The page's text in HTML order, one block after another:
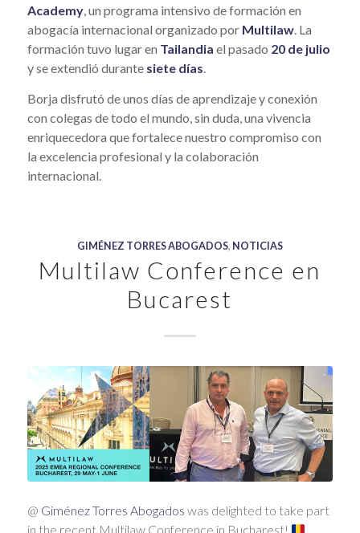
Academy, un programa intensivo de formación en
abogacía internacional organizado por Multilaw. La
formación tuvo lugar en Tailandia el pasado 20 de julio
y se extendió durante siete días.
Borja disfrutó de unos días de aprendizaje y conexión
con colegas de todo el mundo, sin duda, una vivencia
enriquecedora que fortalece nuestro compromiso con
la excelencia profesional y la colaboración
internacional.
GIMÉNEZ TORRES ABOGADOS, NOTICIAS
Multilaw Conference en
Bucarest
@ Giménez Torres Abogados was delighted to take part
in the recent Multilaw Conference in Bucharest!